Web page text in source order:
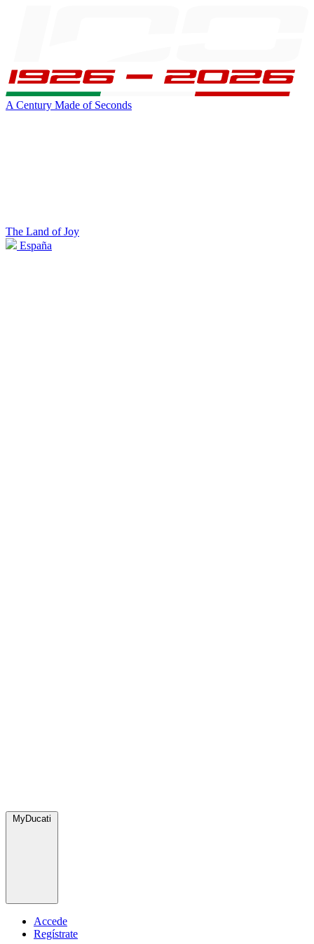
A Century Made of Seconds
The Land of Joy
España
MyDucati
Accede
Regístrate